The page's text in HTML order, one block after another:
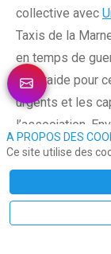
collective avec
Taxis de la
en temps de
d’entraide pour
urgents et les
l’association.
de transport ou
disponible à :
Photo : Yann de
A PROPOS DES
Ce site utilise des